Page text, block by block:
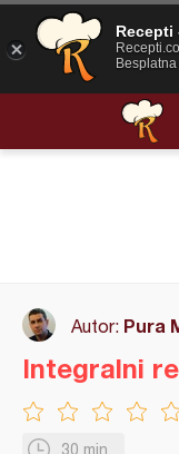
Autor: Pura
30 min
Integralni
Recepti